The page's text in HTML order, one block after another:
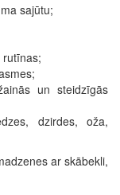
sajūtu;
un steidzīgās
dzirdes, oža,
ar skābekli,